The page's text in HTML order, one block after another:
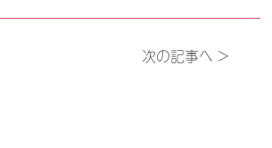
次の記事へ >